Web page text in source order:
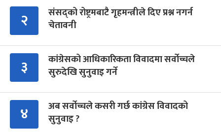
२
संसद्को रोष्ट्रमबाटै गृहमन्त्रीले दिए प्रश्न नगर्न
चेतावनी
३
कांग्रेसको आधिकारिकता विवादमा सर्वोच्चले
सुरुदेखि सुनुवाइ गर्ने
४
अब सर्वोच्चले कसरी गर्छ कांग्रेस विवादको
सुनुवाइ ?